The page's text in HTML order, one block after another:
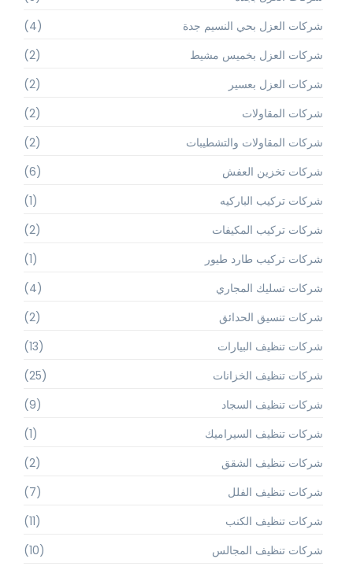
شركات العزل بحي النسيم جدة
(4)
شركات العزل بخميس مشيط
(2)
شركات العزل بعسير
(2)
شركات المقاولات
(2)
شركات المقاولات والتشطيبات
(2)
شركات تخزين العفش
(6)
شركات تركيب الباركيه
(1)
شركات تركيب المكيفات
(2)
شركات تركيب طارد طيور
(1)
شركات تسليك المجاري
(4)
شركات تنسيق الحدائق
(2)
شركات تنظيف البيارات
(13)
شركات تنظيف الخزانات
(25)
شركات تنظيف السجاد
(9)
شركات تنظيف السيراميك
(1)
شركات تنظيف الشقق
(2)
شركات تنظيف الفلل
(7)
شركات تنظيف الكنب
(11)
شركات تنظيف المجالس
(10)